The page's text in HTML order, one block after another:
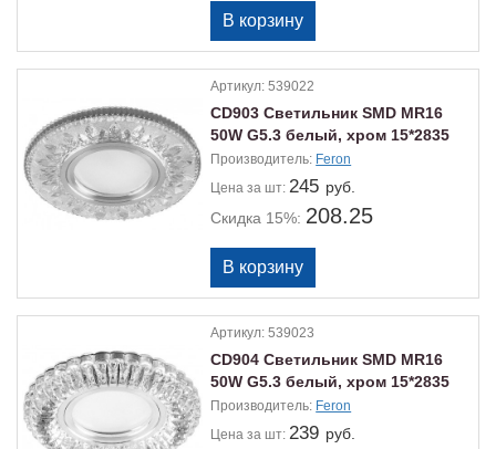
Артикул:539022
CD903 Светильник SMD MR16
50W G5.3 белый, хром 15*2835
Производитель: Feron
Цена за шт:245 руб.
Скидка 15%: 208.25
Артикул:539023
CD904 Светильник SMD MR16
50W G5.3 белый, хром 15*2835
Производитель: Feron
Цена за шт:239 руб.